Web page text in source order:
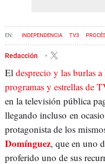
INDEPENDENCIA TV3
Redacción
El desprecio y las burlas
programas y estrellas de
en la televisión pública
llegando incluso en
protagonista de los
Domínguez, que en uno
proferido uno de sus